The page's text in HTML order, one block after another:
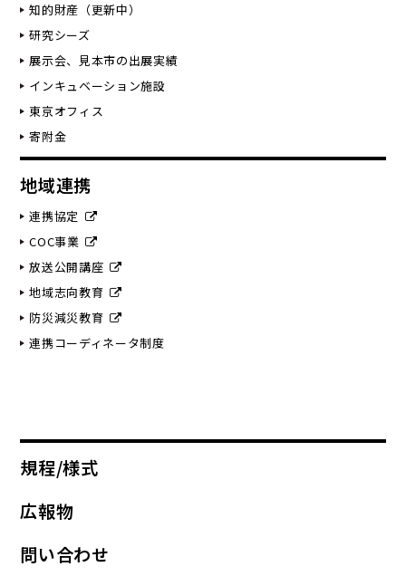
知的財産（更新中）
研究シーズ
展示会、見本市の出展実績
インキュベーション施設
東京オフィス
寄附金
地域連携
連携協定
COC事業
放送公開講座
地域志向教育
防災減災教育
連携コーディネータ制度
規程/様式
広報物
問い合わせ